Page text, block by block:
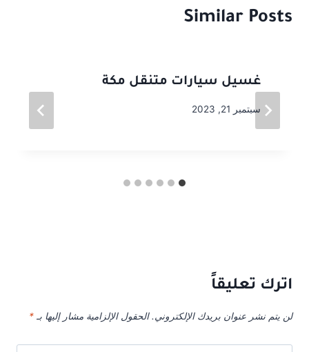
Similar Posts
غسيل سيارات متنقل مكة
سبتمبر 21, 2023
اترك تعليقاً
لن يتم نشر عنوان بريدك الإلكتروني. الحقول الإلزامية مشار إليها بـ *